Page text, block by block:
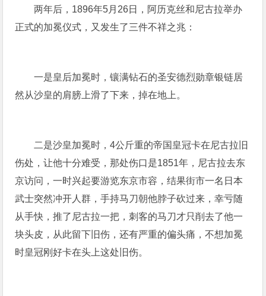
两年后，1896年5月26日，阿历克丝和尼古拉举办
正式的加冕仪式，又发生了三件不祥之兆：
一是皇后加冕时，镶满钻石的圣安德烈勋章银链居
然从沙皇的肩膀上滑了下来，掉在地上。
二是沙皇加冕时，4公斤重的帝国皇冠卡在尼古拉旧
伤处，让他十分难受，那处伤口是1851年，尼古拉去东
京访问，一时兴起要游览东京市容，结果街市一名日本
武士突然冲开人群，手持马刀朝他脖子砍过来，幸亏随
从手快，推了尼古拉一把，刺客的马刀才只削去了他一
块头皮，从此留下旧伤，还有严重的偏头痛，不想加冕
时皇冠刚好卡在头上这处旧伤。